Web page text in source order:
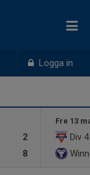
Logga in
2
8
Fre 13
Div